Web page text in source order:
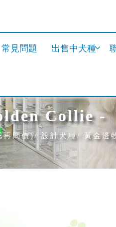
常見問題 出售中犬種
Collie -
再問價) 設計犬種 黃金邊